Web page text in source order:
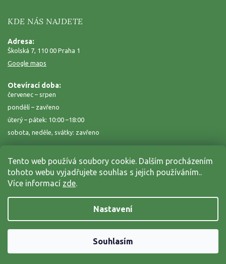
Tento web používá soubory cookie. Dalším procházením
tohoto webu vyjadřujete souhlas s jejich používáním..
Více informací zde.
Nastavení
Souhlasím
KDE NÁS NAJDETE
Adresa:
Školská 7, 110 00 Praha 1
Google maps
Otevírací doba:
červenec – srpen
pondělí – zavřeno
úterý – pátek: 10:00 –18:00
sobota, neděle, svátky: zavřeno
Vytvořil Shoptet
Zahrada na niti. Všechna práva vyhrazena.